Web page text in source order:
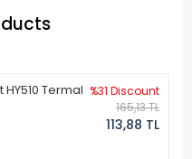
Termal %31 Discount
165,13 TL
113,88 TL